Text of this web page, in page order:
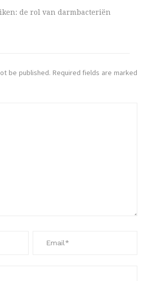
de rol van darmbacteriën
be published. Required fields are marked